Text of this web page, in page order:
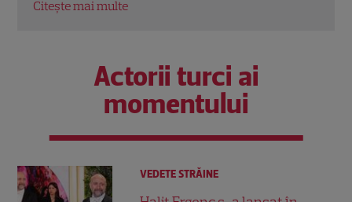
Citește mai multe
Actorii turci ai
momentului
VEDETE STRĂINE